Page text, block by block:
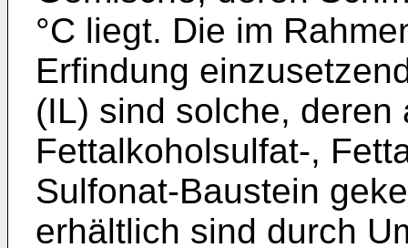
°C liegt. Die im
Erfindung
(IL) sind solche, deren
Fettalkoholsulfat-,
Sulfonat-Baustein
erhältlich sind durch